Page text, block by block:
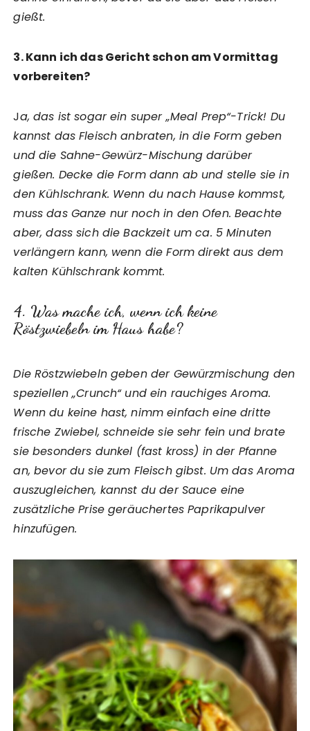
gießt.
3. Kann ich das Gericht schon am Vormittag
vorbereiten?
Ja, das ist sogar ein super „Meal Prep“-Trick! Du
kannst das Fleisch anbraten, in die Form geben
und die Sahne-Gewürz-Mischung darüber
gießen. Decke die Form dann ab und stelle sie in
den Kühlschrank. Wenn du nach Hause kommst,
muss das Ganze nur noch in den Ofen. Beachte
aber, dass sich die Backzeit um ca. 5 Minuten
verlängern kann, wenn die Form direkt aus dem
kalten Kühlschrank kommt.
4. Was mache ich, wenn ich keine
Röstzwiebeln im Haus habe?
Die Röstzwiebeln geben der Gewürzmischung den
speziellen „Crunch“ und ein rauchiges Aroma.
Wenn du keine hast, nimm einfach eine dritte
frische Zwiebel, schneide sie sehr fein und brate
sie besonders dunkel (fast kross) in der Pfanne
an, bevor du sie zum Fleisch gibst. Um das Aroma
auszugleichen, kannst du der Sauce eine
zusätzliche Prise geräuchertes Paprikapulver
hinzufügen.